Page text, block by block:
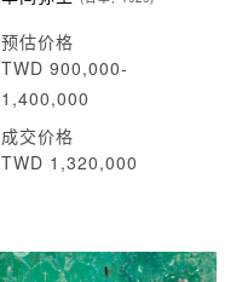
预估价格
TWD 900,000-
1,400,000
成交价格
TWD 1,320,000